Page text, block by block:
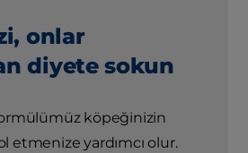
onlar
diyete sokun
köpeğinizin
etmenize yardımcı olur.